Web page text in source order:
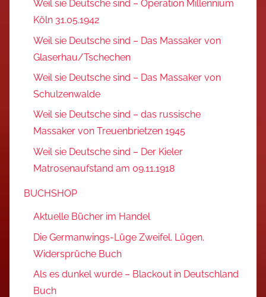
Weil sie Deutsche sind – Operation Millennium
Köln 31.05.1942
Weil sie Deutsche sind – Das Massaker von
Glaserhau/Tschechen
Weil sie Deutsche sind – Das Massaker von
Schulzenwalde
Weil sie Deutsche sind – das russische
Massaker von Treuenbrietzen 1945
Weil sie Deutsche sind – Der Kieler
Matrosenaufstand am 09.11.1918
BUCHSHOP
Aktuelle Bücher im Handel
Die Germanwings-Lüge Zweifel. Lügen.
Widersprüche Buch
Als es dunkel wurde – Blackout in Deutschland
Buch